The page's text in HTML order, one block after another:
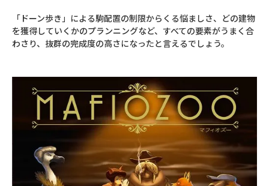
「ドーン歩き」による駒配置の制限からくる悩ましさ、どの建物
を獲得していくかのプランニングなど、すべての要素がうまく合
わさり、抜群の完成度の高さになったと言えるでしょう。